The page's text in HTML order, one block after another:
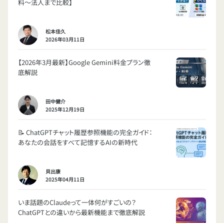
料〜法人まで比較】
松本佳久
2026年03月11日
【2026年3月最新】Google Gemini料金プラン徹
底解説
田中健介
2025年12月19日
📝 ChatGPTチャット履歴参照機能の完全ガイド：
あなたの会話をすべて記憶するAIの新時代
貝出康
2025年04月11日
いま話題のClaudeって一体何がすごいの？
ChatGPTとの違いから最新機能まで徹底解説